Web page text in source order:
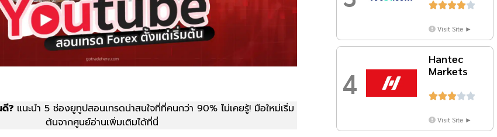
ดี? แนะนำ 5 ช่องยูทูปสอนเทรดน่าสนใจที่ที่คนกว่า 90% ไม่เคยรู้! มือใหม่เริ่ม
ต้นจากศูนย์อ่านเพิ่มเติมได้ที่นี่

Visit Site ►
4
Hantec
Markets

Visit Site ►